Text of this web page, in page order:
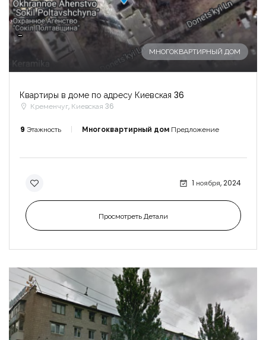
-
МНОГОКВАРТИРНЫЙ ДОМ
Квартиры в доме по адресу Киевская 36
Кременчуг, Киевская 36
9 Этажность Многоквартирный дом Предложение
1 ноября, 2024
Просмотреть Детали